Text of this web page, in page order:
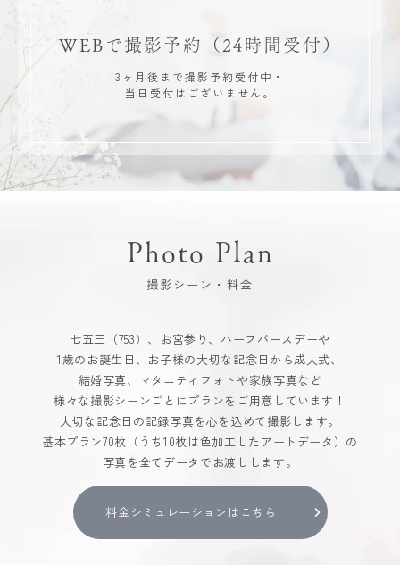
WEBで撮影予約 （24時間受付）
3ヶ月後まで撮影予約受付中・
当日受付はございません。
Photo Plan
撮影シーン・料金
七五三（753）、お宮参り、ハーフバースデーや
1歳のお誕生日、お子様の大切な記念日から成人式、
結婚写真、マタニティフォトや家族写真など
様々な撮影シーンごとにプランをご用意しています！
大切な記念日の記録写真を心を込めて撮影します。
基本プラン70枚（うち10枚は色加工したアートデータ）の
写真を全てデータでお渡しします。
料金シミュレーションはこちら